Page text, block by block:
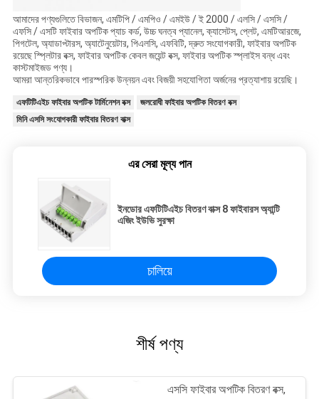
আমাদের পণ্যগুলিতে বিভাজন, এমটিপি / এমপিও / এমইউ / ই 2000 / এলসি / এসসি /
এফসি / এসটি ফাইবার অপটিক প্যাচ কর্ড, উচ্চ ঘনত্ব প্যানেল, ক্যাসেটস, প্লেট, এমটিআরজে,
পিগটেল, অ্যাডাপ্টারস, অ্যাটেনুয়েটার, পিএলসি, এফবিটি, দ্রুত সংযোগকারী, ফাইবার অপটিক
রয়েছে স্প্লিটার বক্স, ফাইবার অপটিক কেবল জয়েন্ট বক্স, ফাইবার অপটিক স্প্লাইস বন্ধ এবং
কাস্টমাইজড পণ্য।
আমরা আন্তরিকভাবে পারস্পরিক উন্নয়ন এবং বিজয়ী সহযোগিতা অর্জনের প্রত্যাশায় রয়েছি।
এফটিটিএইচ ফাইবার অপটিক টার্মিনেশন বক্স
জলরোধী ফাইবার অপটিক বিতরণ বক্স
মিনি এসসি সংযোগকারী ফাইবার বিতরণ বাক্স
এর সেরা মূল্য পান
ইনডোর এফটিটিএইচ বিতরণ বাক্স 8 ফাইবারস অ্যান্টি
এজিং ইউভি সুরক্ষা
চালিয়ে
শীর্ষ পণ্য
এসসি ফাইবার অপটিক বিতরণ বক্স,